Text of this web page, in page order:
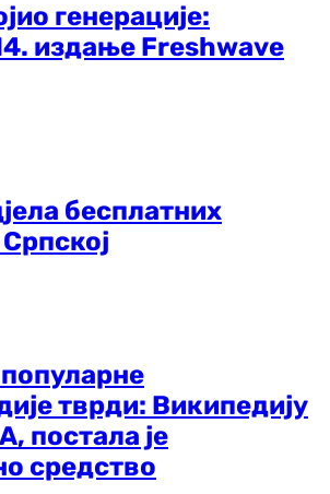
генерације:
издање Freshwave
бесплатних
тврди: Википедију
постала је
средство